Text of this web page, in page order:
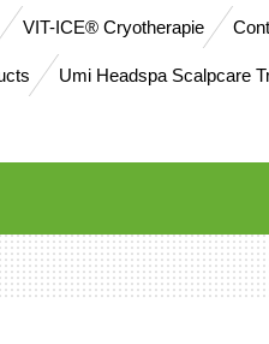
VIT-ICE® Cryotherapie
Umi Headspa Scalpcare